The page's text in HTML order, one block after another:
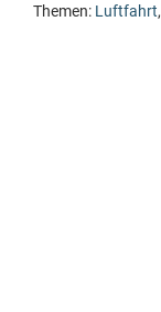
Themen: Luftfahrt,